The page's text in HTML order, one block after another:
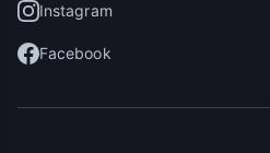
Instagram
Facebook